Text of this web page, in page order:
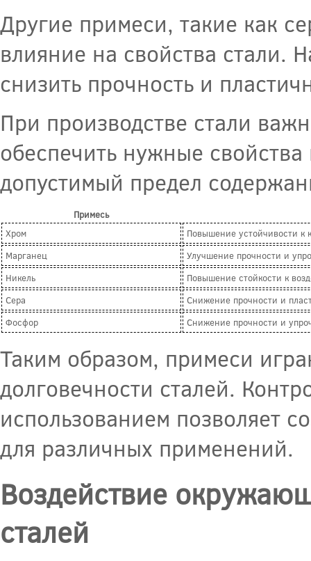
Другие примеси, такие как
влияние на свойства стали.
снизить прочность и
При производстве стали
обеспечить нужные
допустимый предел
Примесь
Хром
Повышение устойчивости к
Марганец
Улучшение прочности и
Никель
Повышение стойкости к
Сера
Снижение прочности и
Фосфор
Снижение прочности и
Таким образом, примеси
долговечности сталей.
использованием позволяет
для различных применений.
Воздействие
сталей